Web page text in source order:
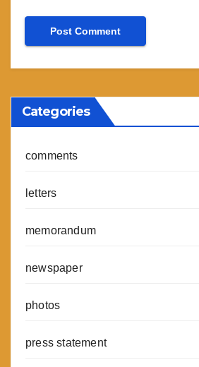
Categories
comments
letters
memorandum
newspaper
photos
press statement